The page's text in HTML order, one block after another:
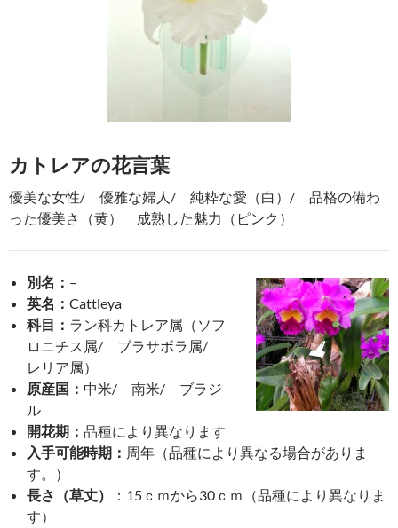
花もち（切り花）：
10日前後
切り口を焼く
お花に水がかかると水シミができや
カトレアMore
ンの女王」と呼ばれています。
とてもたくさんの品種、近縁種
があり、およそ600の属と1800
の種があります。
胡蝶蘭や、オンシジウム、バン
ダなどの蘭と同じく、土を必要とせず、他の木や岩盤な
どに根を張る「着生植物」です。
カトレアの育て方
品種により多少異なりますが夏